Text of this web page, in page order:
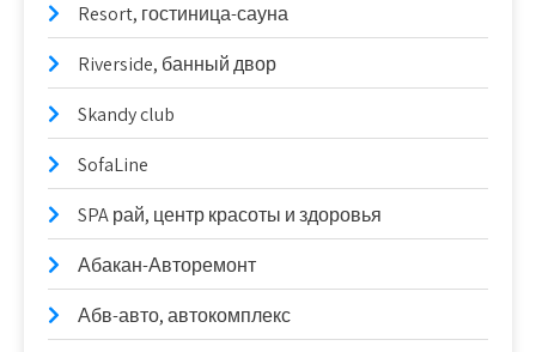
Resort, гостиница-сауна
Riverside, банный двор
Skandy club
SofaLine
SPA рай, центр красоты и здоровья
Абакан-Авторемонт
Абв-авто, автокомплекс